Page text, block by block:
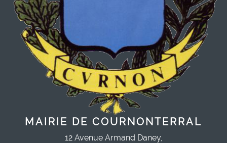
MAIRIE DE COURNONTERRAL
12 Avenue Armand Daney,